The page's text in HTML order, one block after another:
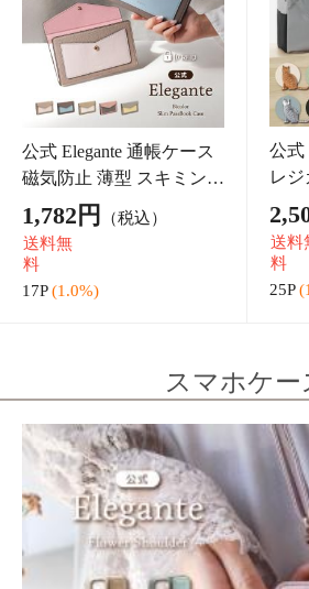
2,682円（税込）
送料無
料
クレカ
auかんたん決済
ソフトバンクまとめて支払い・ワイモバイルまとめて支払い